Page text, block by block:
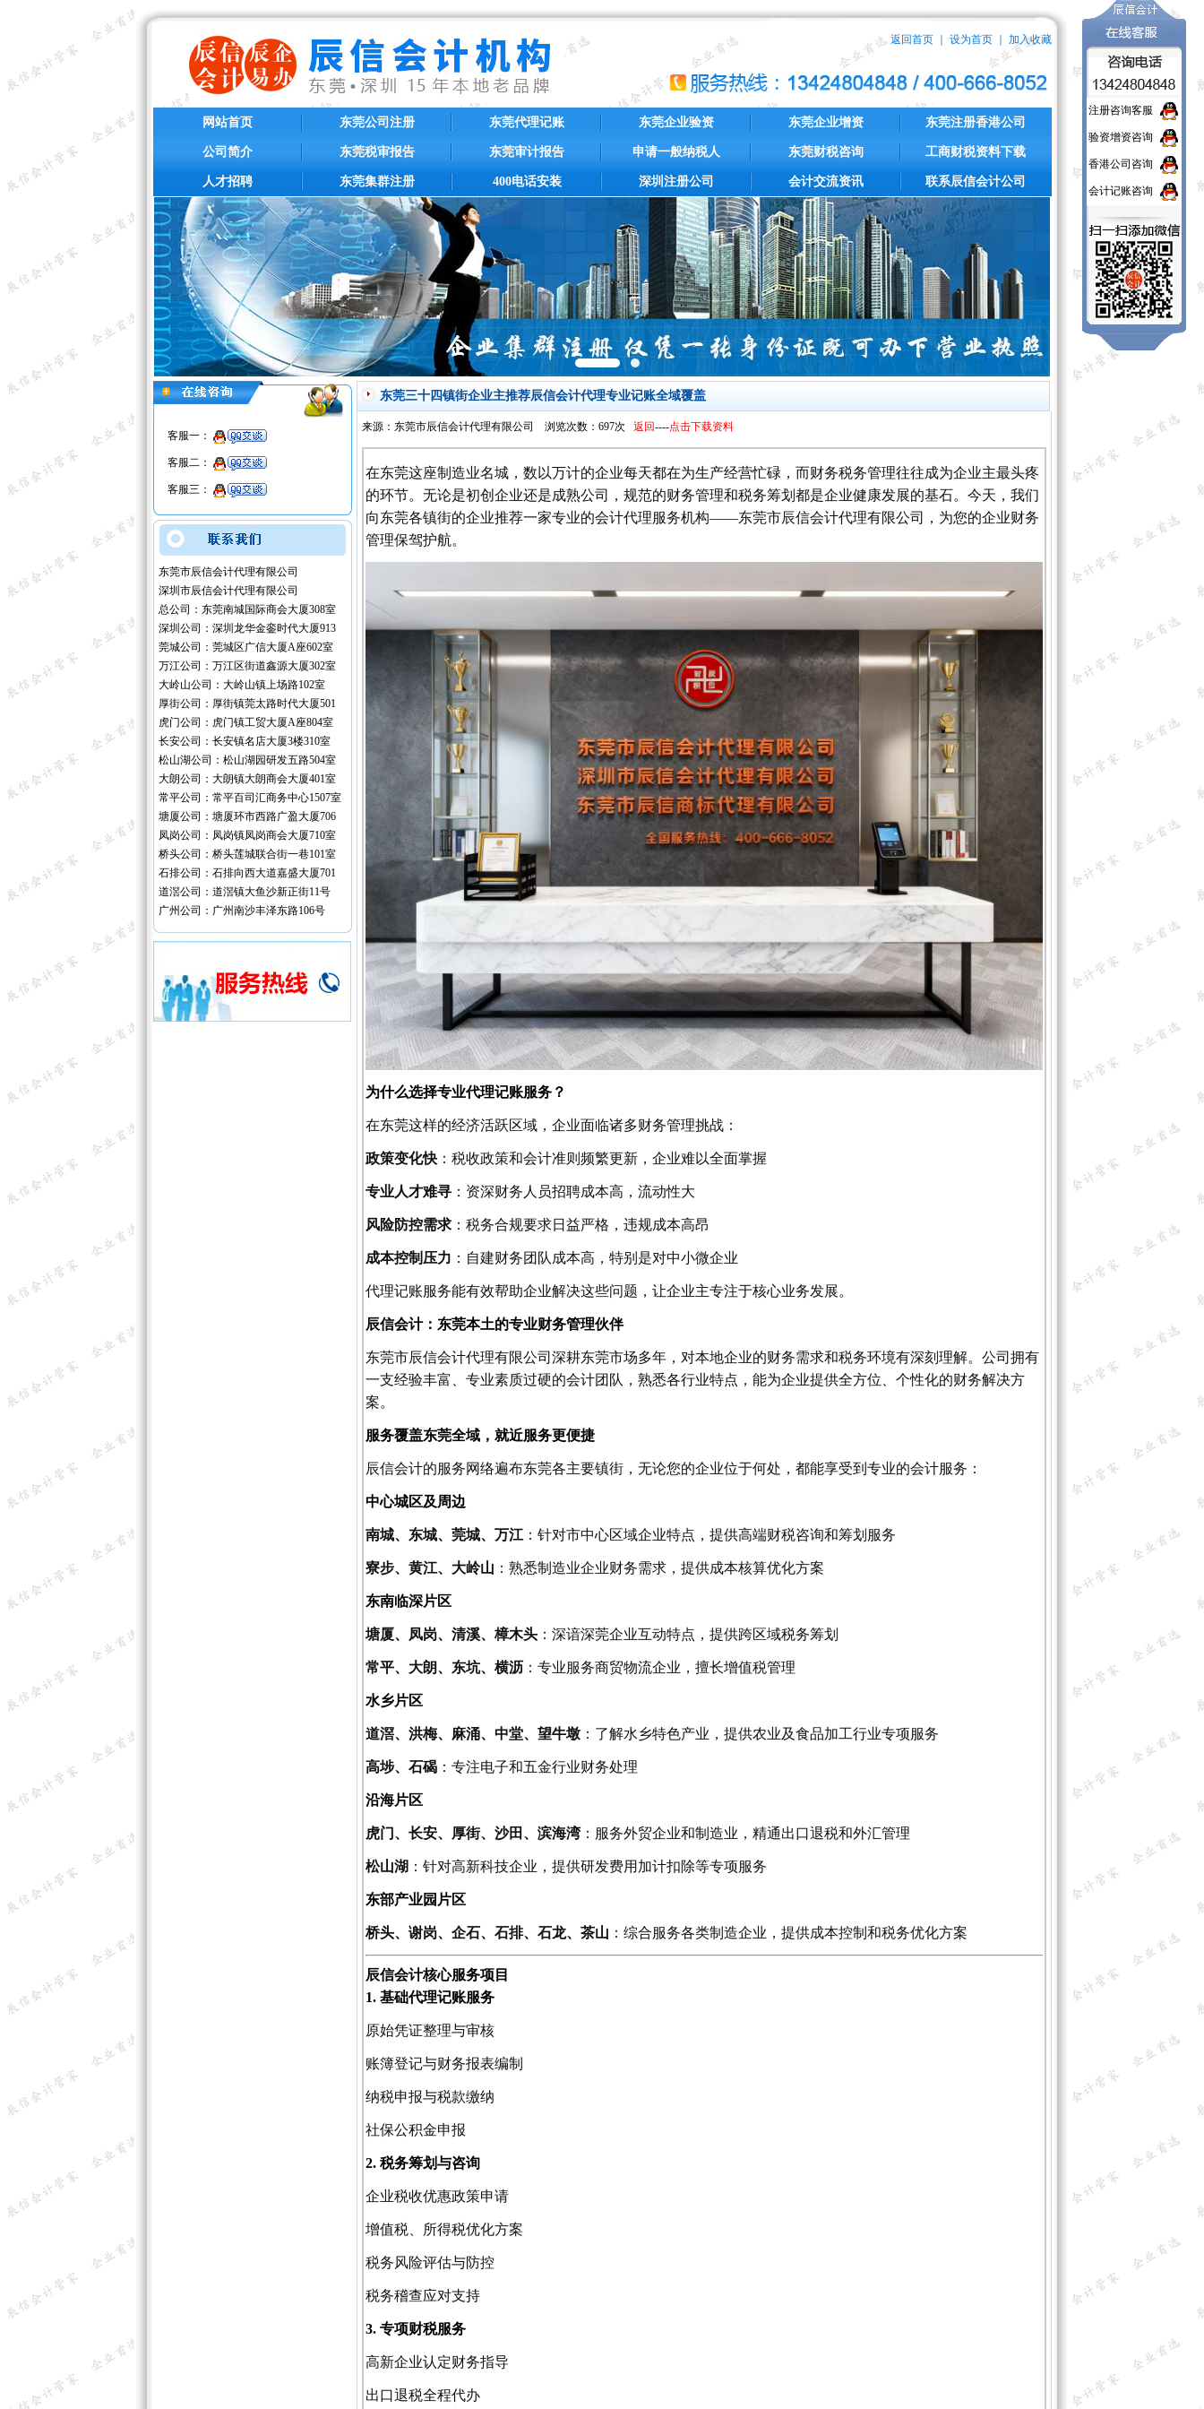
返回首页｜ 设为首页｜ 加入收藏
网站首页
公司简介
人才招聘
东莞公司注册
东莞税审报告
东莞集群注册
东莞代理记账
东莞审计报告
400电话安装
东莞企业验资
申请一般纳税人
深圳注册公司
东莞企业增资
东莞财税咨询
会计交流资讯
东莞注册香港公司
工商财税资料下载
联系辰信会计公司
1 2
客服一：
客服二：
客服三：
东莞市辰信会计代理有限公司
深圳市辰信会计代理有限公司
总公司：东莞南城国际商会大厦308室
深圳公司：深圳龙华金銮时代大厦913
莞城公司：莞城区广信大厦A座602室
万江公司：万江区街道鑫源大厦302室
大岭山公司：大岭山镇上场路102室
厚街公司：厚街镇莞太路时代大厦501
虎门公司：虎门镇工贸大厦A座804室
长安公司：长安镇名店大厦3楼310室
松山湖公司：松山湖园研发五路504室
大朗公司：大朗镇大朗商会大厦401室
常平公司：常平百司汇商务中心1507室
塘厦公司：塘厦环市西路广盈大厦706
凤岗公司：凤岗镇凤岗商会大厦710室
桥头公司：桥头莲城联合街一巷101室
石排公司：石排向西大道嘉盛大厦701
道滘公司：道滘镇大鱼沙新正街11号
广州公司：广州南沙丰泽东路106号
东莞三十四镇街企业主推荐辰信会计代理专业记账全域覆盖
来源：东莞市辰信会计代理有限公司 浏览次数：697次 返回----点击下载资料
在东莞这座制造业名城，数以万计的企业每天都在为生产经营忙碌，而财务税务管理往往成为企业主最头疼
的环节。无论是初创企业还是成熟公司，规范的财务管理和税务筹划都是企业健康发展的基石。今天，我们
向东莞各镇街的企业推荐一家专业的会计代理服务机构——东莞市辰信会计代理有限公司，为您的企业财务
管理保驾护航。
为什么选择专业代理记账服务？
在东莞这样的经济活跃区域，企业面临诸多财务管理挑战：
政策变化快：税收政策和会计准则频繁更新，企业难以全面掌握
专业人才难寻：资深财务人员招聘成本高，流动性大
风险防控需求：税务合规要求日益严格，违规成本高昂
成本控制压力 ：自建财务团队成本高，特别是对中小微企业
代理记账服务能有效帮助企业解决这些问题，让企业主专注于核心业务发展。
辰信会计：东莞本土的专业财务管理伙伴
东莞市辰信会计代理有限公司深耕东莞市场多年，对本地企业的财务需求和税务环境有深刻理解。公司拥有
一支经验丰富、专业素质过硬的会计团队，熟悉各行业特点，能为企业提供全方位、个性化的财务解决方
案。
服务覆盖东莞全域，就近服务更便捷
辰信会计的服务网络遍布东莞各主要镇街，无论您的企业位于何处，都能享受到专业的会计服务：
中心城区及周边
南城、东城、莞城、万江：针对市中心区域企业特点，提供高端财税咨询和筹划服务
寮步、黄江、大岭山 ：熟悉制造业企业财务需求，提供成本核算优化方案
东南临深片区
塘厦、凤岗、清溪、樟木头：深谙深莞企业互动特点，提供跨区域税务筹划
常平、大朗、东坑、横沥：专业服务商贸物流企业，擅长增值税管理
水乡片区
道滘、洪梅、麻涌、中堂、望牛墩：了解水乡特色产业，提供农业及食品加工行业专项服务
高埗、石碣：专注电子和五金行业财务处理
沿海片区
虎门、长安、厚街、沙田、滨海湾：服务外贸企业和制造业，精通出口退税和外汇管理
松山湖 ：针对高新科技企业，提供研发费用加计扣除等专项服务
东部产业园片区
桥头、谢岗、企石、石排、石龙、茶山 ：综合服务各类制造企业，提供成本控制和税务优化方案
辰信会计核心服务项目
1. 基础代理记账服务
原始凭证整理与审核
账簿登记与财务报表编制
纳税申报与税款缴纳
社保公积金申报
2. 税务筹划与咨询
企业税收优惠政策申请
增值税、所得税优化方案
税务风险评估与防控
税务稽查应对支持
3. 专项财税服务
高新企业认定财务指导
出口退税全程代办
注册咨询客服
验资增资咨询
香港公司咨询
会计记账咨询